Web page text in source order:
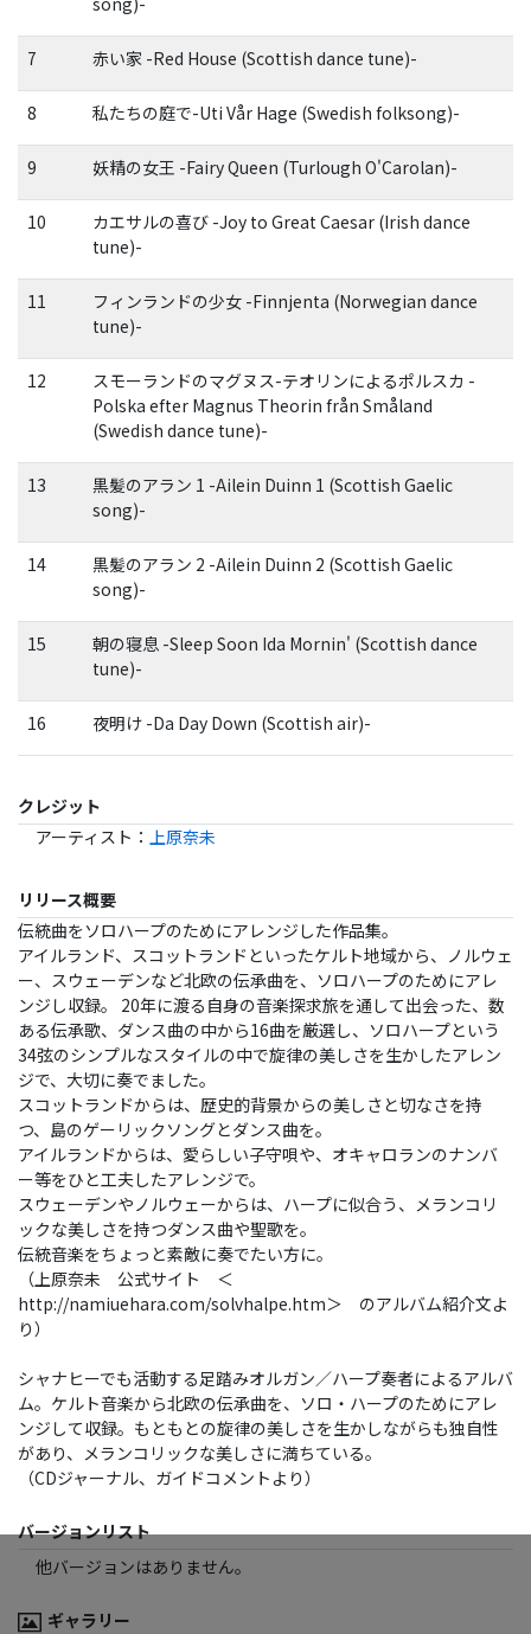
7 赤い家 -Red House (Scottish dance tune)-
8 私たちの庭で-Uti Vår Hage (Swedish folksong)-
9 妖精の女王 -Fairy Queen (Turlough O'Carolan)-
10
カエサルの喜び -Joy to Great Caesar (Irish dance
tune)-
11
フィンランドの少女 -Finnjenta (Norwegian dance
tune)-
12
スモーランドのマグヌス-テオリンによるポルスカ -
Polska efter Magnus Theorin från Småland
(Swedish dance tune)-
13
黒髪のアラン 1 -Ailein Duinn 1 (Scottish Gaelic
song)-
14
黒髪のアラン 2 -Ailein Duinn 2 (Scottish Gaelic
song)-
15
朝の寝息 -Sleep Soon Ida Mornin' (Scottish dance
tune)-
16 夜明け -Da Day Down (Scottish air)-
クレジット
アーティスト ： 上原奈未
リリース概要
伝統曲をソロハープのためにアレンジした作品集。
アイルランド、スコットランドといったケルト地域から、ノルウェ
ー、スウェーデンなど北欧の伝承曲を、ソロハープのためにアレ
ンジし収録。 20年に渡る自身の音楽探求旅を通して出会った、数
ある伝承歌、ダンス曲の中から16曲を厳選し、ソロハープという
34弦のシンプルなスタイルの中で旋律の美しさを生かしたアレン
ジで、大切に奏でました。
スコットランドからは、歴史的背景からの美しさと切なさを持
つ、島のゲーリックソングとダンス曲を。
アイルランドからは、愛らしい子守唄や、オキャロランのナンバ
ー等をひと工夫したアレンジで。
スウェーデンやノルウェーからは、ハープに似合う、メランコリ
ックな美しさを持つダンス曲や聖歌を。
伝統音楽をちょっと素敵に奏でたい方に。
（上原奈未 公式サイト ＜
http://namiuehara.com/solvhalpe.htm＞ のアルバム紹介文よ
り）
シャナヒーでも活動する足踏みオルガン／ハープ奏者によるアルバ
ム。ケルト音楽から北欧の伝承曲を、ソロ・ハープのためにアレ
ンジして収録。もともとの旋律の美しさを生かしながらも独自性
があり、メランコリックな美しさに満ちている。
（CDジャーナル、ガイドコメントより）
バージョンリスト
他バージョンはありません。
ギャラリー